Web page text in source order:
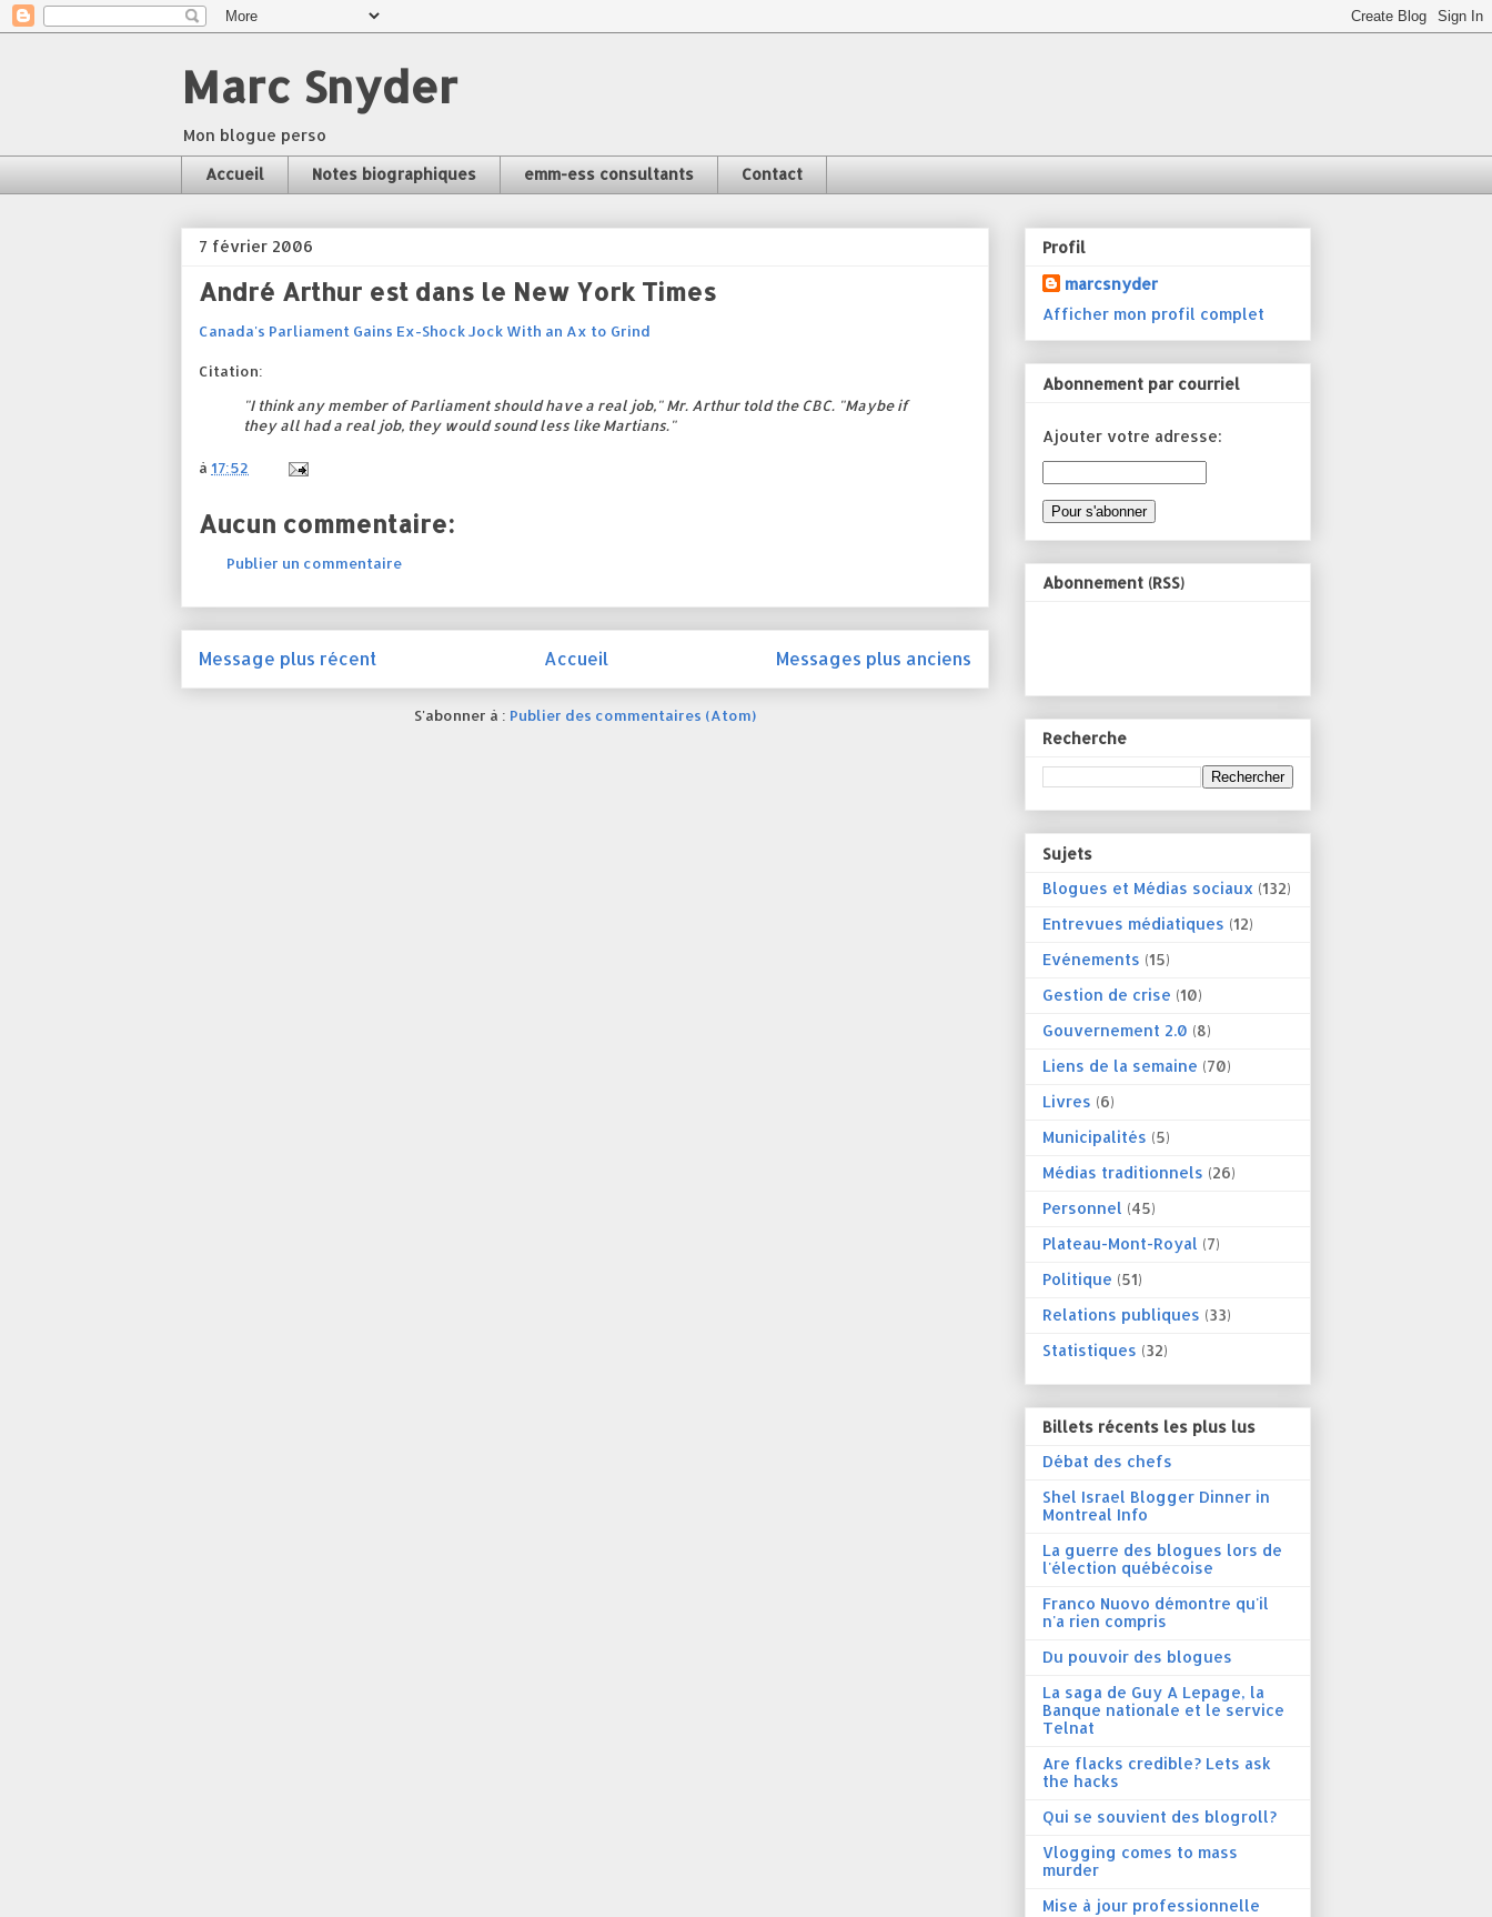
Marc Snyder
Mon blogue perso
Accueil Notes biographiques emm-ess consultants Contact
7 février 2006
André Arthur est dans le New York Times
Canada's Parliament Gains Ex-Shock Jock With an Ax to Grind
Citation:
"I think any member of Parliament should have a real job," Mr. Arthur told the CBC. "Maybe if
they all had a real job, they would sound less like Martians."
à 17:52
Aucun commentaire:
Publier un commentaire
Message plus récent Messages plus anciens
Accueil
S'abonner à : Publier des commentaires (Atom)
Profil
marcsnyder
Afficher mon profil complet
Abonnement par courriel
Ajouter votre adresse:
Abonnement (RSS)
Recherche
Sujets
Blogues et Médias sociaux (132)
Entrevues médiatiques (12)
Evénements (15)
Gestion de crise (10)
Gouvernement 2.0 (8)
Liens de la semaine (70)
Livres (6)
Municipalités (5)
Médias traditionnels (26)
Personnel (45)
Plateau-Mont-Royal (7)
Politique (51)
Relations publiques (33)
Statistiques (32)
Billets récents les plus lus
Débat des chefs
Shel Israel Blogger Dinner in
Montreal Info
La guerre des blogues lors de
l'élection québécoise
Franco Nuovo démontre qu'il
n'a rien compris
Du pouvoir des blogues
La saga de Guy A Lepage, la
Banque nationale et le service
Telnat
Are flacks credible? Lets ask
the hacks
Qui se souvient des blogroll?
Vlogging comes to mass
murder
Mise à jour professionnelle